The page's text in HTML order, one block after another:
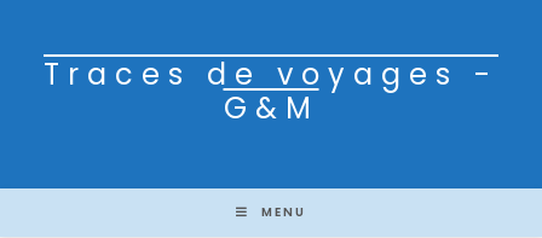
Traces de voyages -
G&M
MENU